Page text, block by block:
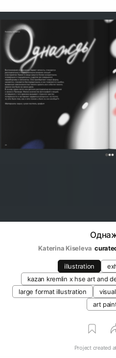
Katerina Kiseleva
illustration
kazan kremlin х hse art and
large format illustration
art
Project created